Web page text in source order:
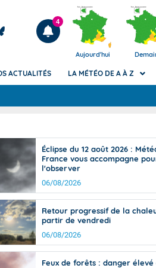
Articles
4
Aujourd'hui
de
Phénomènes dangereux de
Avertissement pluies
des communes (Apic)
Bulletins Marine
Bulletins d'estimation du
d'avalanche
Météo des forêts
Vigicrues
ACTUALITÉS LA MÉTÉO DE A À Z
Éclipse du 12 août 2026 :
France vous accompagne
l'observer
06/08/2026
Retour progressif de la
partir de vendredi
06/08/2026
Feux de forêts : danger